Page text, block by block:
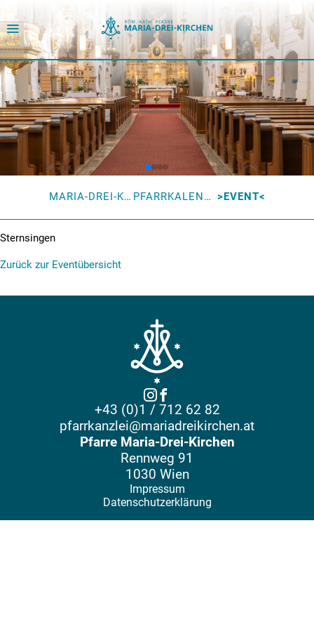
MARIA-DREI-KIRCHEN PFARRKALENDER EVENT
Sternsingen
Zurück zur Eventübersicht
+43 (0)1 / 712 62 82
pfarrkanzlei@mariadreikirchen.at
Pfarre Maria-Drei-Kirchen
Rennweg 91
1030 Wien
Impressum
Datenschutzerklärung